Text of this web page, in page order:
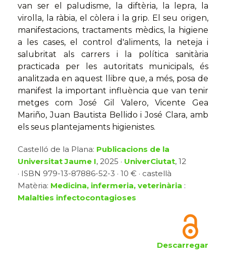
van ser el paludisme, la diftèria, la lepra, la
virolla, la ràbia, el còlera i la grip. El seu origen,
manifestacions, tractaments mèdics, la higiene
a les cases, el control d'aliments, la neteja i
salubritat als carrers i la política sanitària
practicada per les autoritats municipals, és
analitzada en aquest llibre que, a més, posa de
manifest la important influència que van tenir
metges com José Gil Valero, Vicente Gea
Mariño, Juan Bautista Bellido i José Clara, amb
els seus plantejaments higienistes.
Castelló de la Plana: Publicacions de la
Universitat Jaume I, 2025 · UniverCiutat, 12
· ISBN 979-13-87886-52-3 · 10 € · castellà
Matèria: Medicina, infermeria, veterinària :
Malalties infectocontagioses
Descarregar